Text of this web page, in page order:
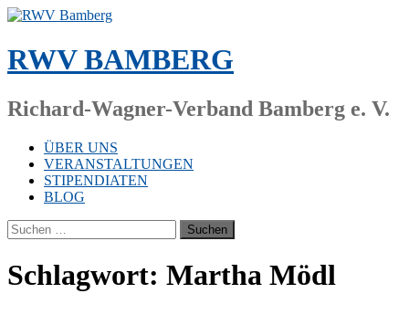
Zum
springen
RWV BAMBERG
Richard-Wagner-Verband Bamberg e. V.
ÜBER UNS
VERANSTALTUNGEN
STIPENDIATEN
BLOG
Suchen
nach:
Schlagwort: Martha Mödl